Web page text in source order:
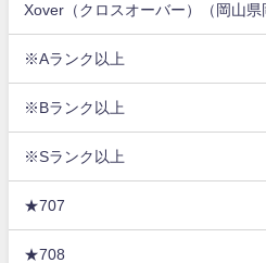
Xover（クロスオーバー）（岡山県
※Aランク以上
※Bランク以上
※Sランク以上
★707
★708